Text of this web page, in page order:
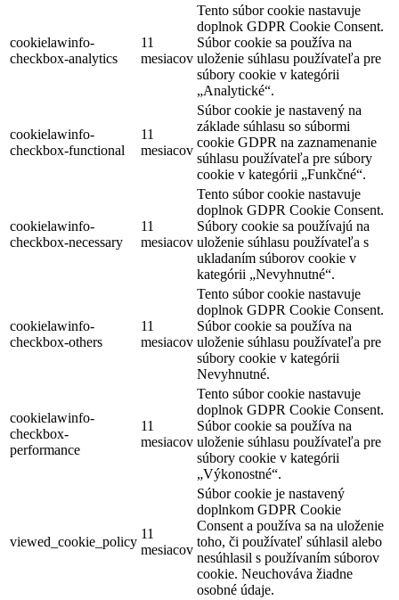
cookielawinfo-
checkbox-analytics
11
mesiacov
Tento súbor cookie nastavuje
doplnok GDPR Cookie Consent.
Súbor cookie sa používa na
uloženie súhlasu používateľa pre
súbory cookie v kategórii
„Analytické“.
cookielawinfo-
checkbox-functional
11
mesiacov
Súbor cookie je nastavený na
základe súhlasu so súbormi
cookie GDPR na zaznamenanie
súhlasu používateľa pre súbory
cookie v kategórii „Funkčné“.
cookielawinfo-
checkbox-necessary
11
mesiacov
Tento súbor cookie nastavuje
doplnok GDPR Cookie Consent.
Súbory cookie sa používajú na
uloženie súhlasu používateľa s
ukladaním súborov cookie v
kategórii „Nevyhnutné“.
cookielawinfo-
checkbox-others
11
mesiacov
Tento súbor cookie nastavuje
doplnok GDPR Cookie Consent.
Súbor cookie sa používa na
uloženie súhlasu používateľa pre
súbory cookie v kategórii
Nevyhnutné.
cookielawinfo-
checkbox-
performance
11
mesiacov
Tento súbor cookie nastavuje
doplnok GDPR Cookie Consent.
Súbor cookie sa používa na
uloženie súhlasu používateľa pre
súbory cookie v kategórii
„Výkonostné“.
viewed_cookie_policy
11
mesiacov
Súbor cookie je nastavený
doplnkom GDPR Cookie
Consent a používa sa na uloženie
toho, či používateľ súhlasil alebo
nesúhlasil s používaním súborov
cookie. Neuchováva žiadne
osobné údaje.